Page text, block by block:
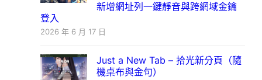
新增網址列一鍵靜音與跨網域金鑰
登入
2026 年 6 月 17 日
Just a New Tab – 拾光新分頁（隨
機桌布與金句）